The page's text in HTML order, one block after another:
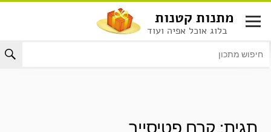
לתוכן
מתנות קטנות
בלוג אוכל אפיה ועוד
תגית: קרם פטיסייר